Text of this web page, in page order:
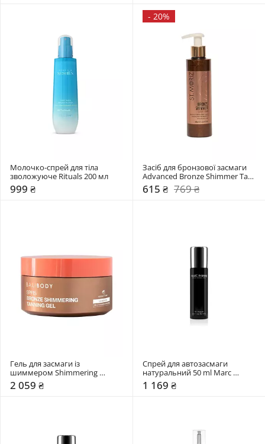
Молочко-спрей для тіла
999 ₴
- 20%
Засіб для бронзової засмаги
Advanced Bronze Shimmer Tan
St.Moriz
615 ₴ 769 ₴
Гель для засмаги із
шиммером Shimmering
Tanning Gel BaliBody
2 059 ₴
Спрей для автозасмаги
натуральний 50 ml Marc
Inbane
1 169 ₴